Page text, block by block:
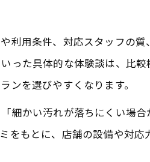
手洗い洗車と定額制
洗車口コミから見る
手軽にキレイを維持で
定額洗い放題の魅
利用条件、対応スタッフの
った具体的な体験談は、比
ンを選びやすくなります。
細かい汚れが落ちにくい場
をもとに、店舗の設備や対